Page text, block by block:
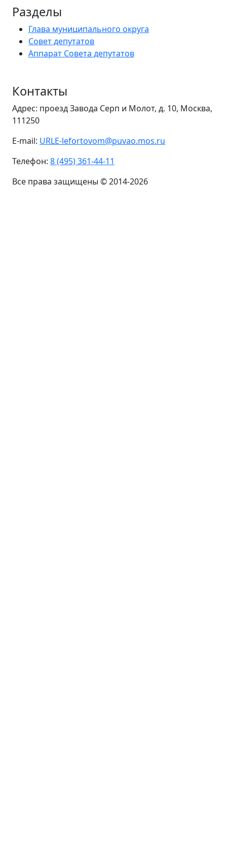
Разделы
Глава муниципального округа
Совет депутатов
Аппарат Совета депутатов
Контакты
Адрес: проезд Завода Серп и Молот, д. 10, Москва,
111250
E-mail: URLE-lefortovom@puvao.mos.ru
Телефон: 8 (495) 361-44-11
Все права защищены © 2014-2026